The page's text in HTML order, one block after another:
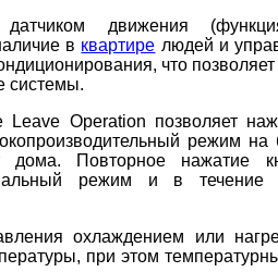
движения
в квартире людей и
что позволяет
системы.
Leave Operation позволяет
режим на
дома. Повторное нажатие
режим и в течение
охлаждением или
при этом